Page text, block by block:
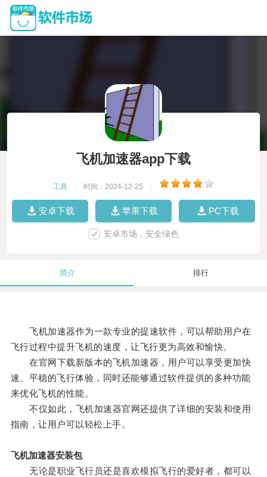
飞机加速器app下载
工具 时间：2024-12-25
安卓下载 苹果下载 PC下载
安卓市场，安全绿色
简介 排行
飞机加速器作为一款专业的提速软件，可以帮助用户在
飞行过程中提升飞机的速度，让飞行更为高效和愉快。
在官网下载新版本的飞机加速器，用户可以享受更加快
速、平稳的飞行体验，同时还能够通过软件提供的多种功能
来优化飞机的性能。
不仅如此，飞机加速器官网还提供了详细的安装和使用
指南，让用户可以轻松上手。
飞机加速器安装包
无论是职业飞行员还是喜欢模拟飞行的爱好者，都可以